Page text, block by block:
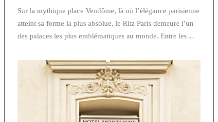
Sur la mythique place Vendôme, là où l’élégance parisienne
atteint sa forme la plus absolue, le Ritz Paris demeure l’un
des palaces les plus emblématiques au monde. Entre les…